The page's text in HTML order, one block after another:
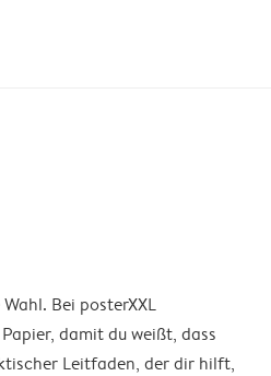
Bei posterXXL
damit du weißt, dass
Leitfaden, der dir hilft,